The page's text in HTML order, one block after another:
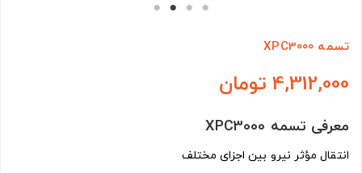
تسمه XPC3000
4,312,000 تومان
معرفی تسمه XPC3000
انتقال مؤثر نیرو بین اجزای مختلف